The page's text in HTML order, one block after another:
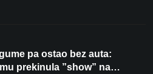
bez auta:
prekinula ”show” na